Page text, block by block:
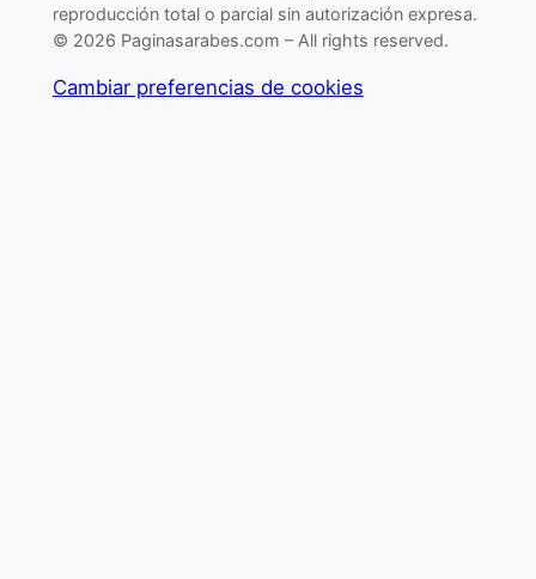
reproducción total o parcial sin autorización expresa.
© 2026 Paginasarabes.com – All rights reserved.
Cambiar preferencias de cookies